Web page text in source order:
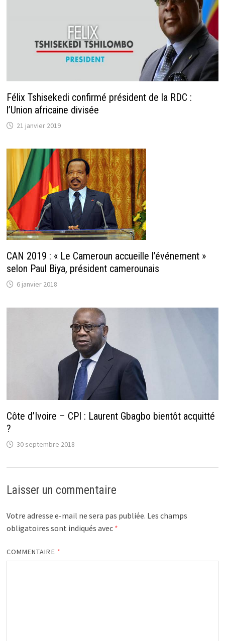
Félix Tshisekedi confirmé président de la RDC :
l’Union africaine divisée
21 janvier 2019
CAN 2019 : « Le Cameroun accueille l’événement »
selon Paul Biya, président camerounais
6 janvier 2018
Côte d’Ivoire – CPI : Laurent Gbagbo bientôt acquitté
?
30 septembre 2018
Laisser un commentaire
Votre adresse e-mail ne sera pas publiée. Les champs
obligatoires sont indiqués avec *
COMMENTAIRE *